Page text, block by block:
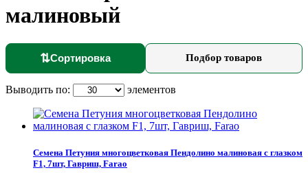
малиновый
⇅Сортировка Подбор товаров
Выводить по: элементов
Семена Петуния многоцветковая Пендолино малиновая с глазком
F1, 7шт, Гавриш, Farao